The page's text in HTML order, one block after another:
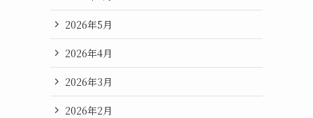
2026年5月
2026年4月
2026年3月
2026年2月